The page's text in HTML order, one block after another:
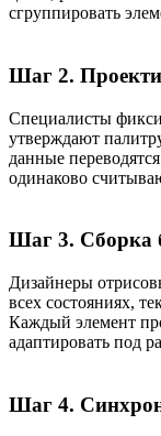
сгруппировать
Шаг 2.
Специалисты
утверждают
данные
одинаково
Шаг 3. Сборка
Дизайнеры
всех состояниях,
Каждый элемент
адаптировать под
Шаг 4.